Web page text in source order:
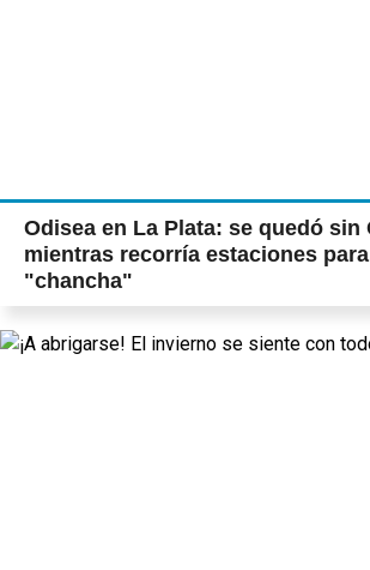
Odisea en La Plata: se quedó sin
mientras recorría estaciones
"chancha"